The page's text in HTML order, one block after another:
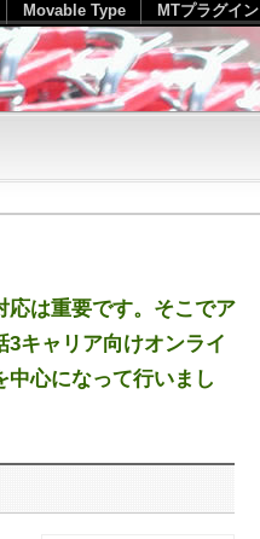
応は重要です。そこでア
3キャリア向けオンライ
中心になって行いまし
Movable Type MTプラグイン